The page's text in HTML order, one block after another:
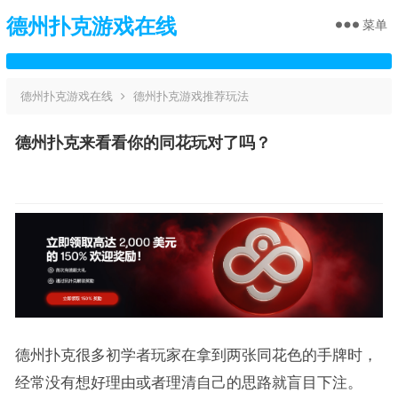
德州扑克游戏在线 菜单
德州扑克游戏在线 德州扑克游戏推荐玩法
德州扑克来看看你的同花玩对了吗？
德州扑克很多初学者玩家在拿到两张同花色的手牌时，
经常没有想好理由或者理清自己的思路就盲目下注。